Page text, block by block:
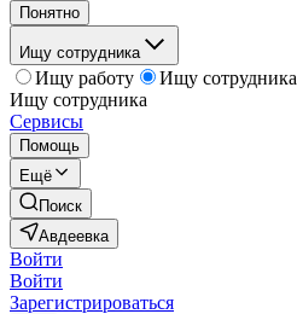
Понятно
Ищу сотрудника
Ищу работу
Ищу сотрудника
Ищу сотрудника
Сервисы
Помощь
Ещё
Поиск
Авдеевка
Войти
Войти
Зарегистрироваться